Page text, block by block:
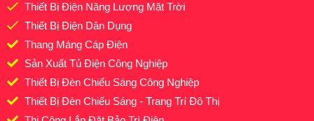
Thiết Bị Điện Năng Lượng Mặt Trời
Thiết Bị Điện Dân Dụng
Thang Máng Cáp Điện
Sản Xuất Tủ Điện Công Nghiệp
Thiết Bị Đèn Chiếu Sáng Công Nghiệp
Thiết Bị Đèn Chiếu Sáng - Trang Trí Đô Thị